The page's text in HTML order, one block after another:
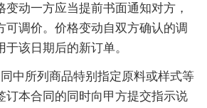
变动一方应当提前书面通知对方，
可调价。价格变动自双方确认的调
该日期后的新订单。
所列商品特别指定原料或样式等
订本合同的同时向甲方提交指示说